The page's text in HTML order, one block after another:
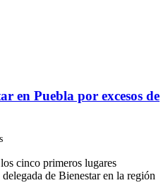
en Puebla por excesos de
cinco primeros lugares
de Bienestar en la región